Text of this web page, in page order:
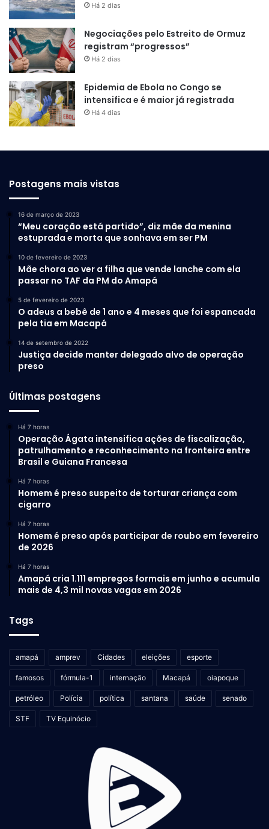
Há 2 dias
Negociações pelo Estreito de Ormuz
registram “progressos”
Há 2 dias
Epidemia de Ebola no Congo se
intensifica e é maior já registrada
Há 4 dias
Postagens mais vistas
16 de março de 2023
“Meu coração está partido”, diz mãe da menina
estuprada e morta que sonhava em ser PM
10 de fevereiro de 2023
Mãe chora ao ver a filha que vende lanche com ela
passar no TAF da PM do Amapá
5 de fevereiro de 2023
O adeus a bebê de 1 ano e 4 meses que foi espancada
pela tia em Macapá
14 de setembro de 2022
Justiça decide manter delegado alvo de operação
preso
Últimas postagens
Há 7 horas
Operação Ágata intensifica ações de fiscalização,
patrulhamento e reconhecimento na fronteira entre
Brasil e Guiana Francesa
Há 7 horas
Homem é preso suspeito de torturar criança com
cigarro
Há 7 horas
Homem é preso após participar de roubo em fevereiro
de 2026
Há 7 horas
Amapá cria 1.111 empregos formais em junho e acumula
mais de 4,3 mil novas vagas em 2026
Tags
amapá amprev Cidades eleições esporte
famosos fórmula-1 internação Macapá oiapoque
petróleo Polícia política santana saúde senado
STF TV Equinócio